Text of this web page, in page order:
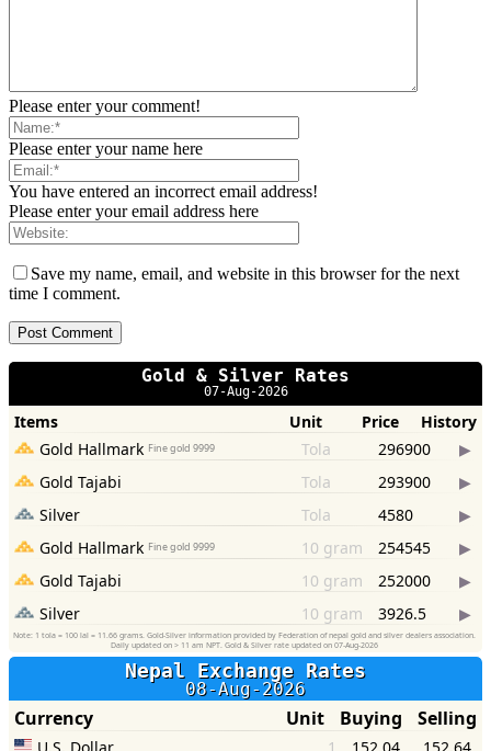
Please enter your comment!
Please enter your name here
You have entered an incorrect email address!
Please enter your email address here
Save my name, email, and website in this browser for the next
time I comment.